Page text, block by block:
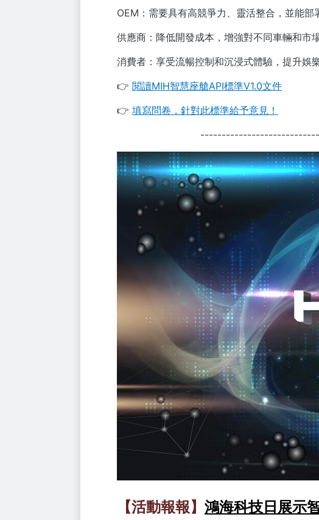
OEM：需要具有高競爭力、靈活整合，並能
供應商：降低開發成本，增強對不同車輛和市
消費者：享受流暢控制和沉浸式體驗，提升娛
👉 閱讀MIH智慧座艙API標準V1.0文件
👉 填寫問卷，針對此標準給予意見！
【活動報報】 鴻海科技日展示